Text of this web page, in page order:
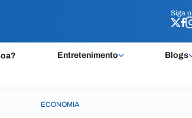
Siga o
Entretenimento Blogs
Siga o
ECONOMIA